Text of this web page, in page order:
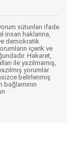
sütunları ifade
insan haklarına,
demokratik
içerik ve
Hakaret,
ile yazılmamış,
yorumlar
belirlenmiş
bağlamının